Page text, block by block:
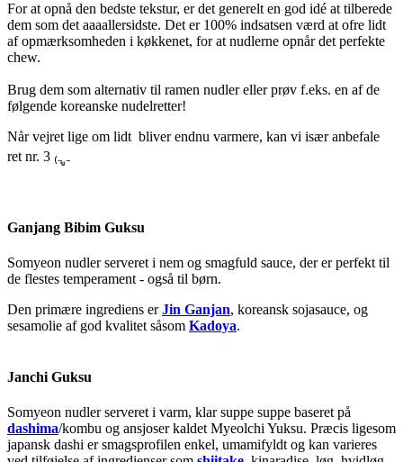
For at opnå den bedste tekstur, er det generelt en god idé at tilberede
dem som det aaaallersidste. Det er 100% indsatsen værd at ofre lidt
af opmærksomheden i køkkenet, for at nudlerne opnår det perfekte
chew.
Brug dem som alternativ til ramen nudler eller prøv f.eks. en af de
følgende koreanske nudelretter!
Når vejret lige om lidt bliver endnu varmere, kan vi især anbefale
ret nr. 3 ₍₋ ู₋
Ganjang Bibim Guksu
Somyeon nudler serveret i nem og smagfuld sauce, der er perfekt til
de flestes temperament - også til børn.
Den primære ingrediens erJin Ganjan, koreansk sojasauce, og
sesamolie af god kvalitet såsom Kadoya.
Janchi Guksu
Somyeon nudler serveret i varm, klar suppe suppe baseret på
dashima/kombu og ansjoser kaldet Myeolchi Yuksu. Præcis ligesom
japansk dashi er smagsprofilen enkel, umamifyldt og kan varieres